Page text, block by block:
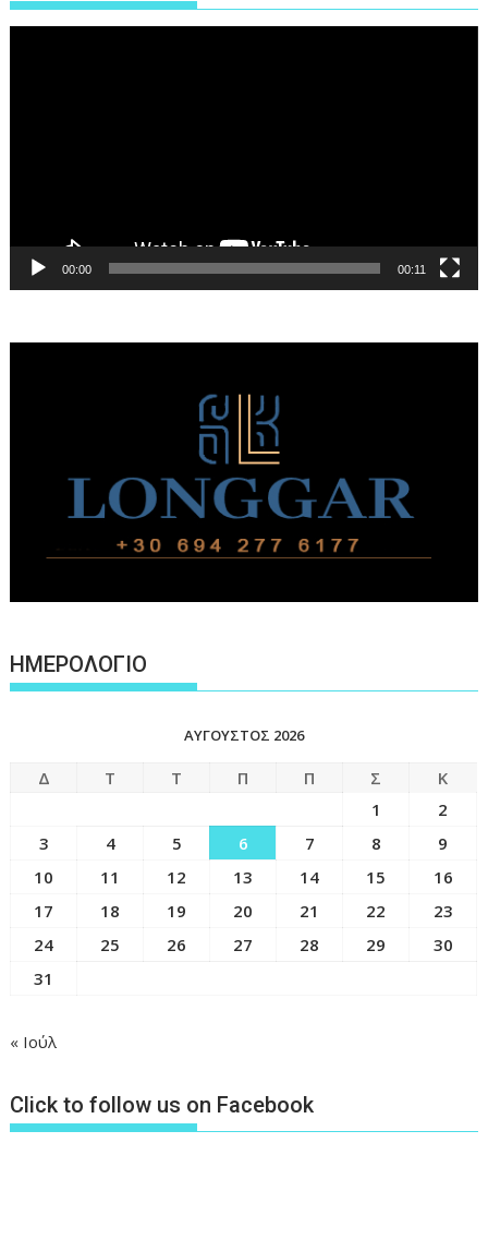
00:00 00:11
ΗΜΕΡΟΛΟΓΙΟ
ΑΎΓΟΥΣΤΟΣ 2026
Δ Τ Τ Π Π Σ
Κ
1
2
3
4 5 6 7 8
9
10
11 12 13 14 15
16
17
18 19 20 21 22
23
24
25 26 27 28 29
30
31
« Ιούλ
Click to follow us on Facebook